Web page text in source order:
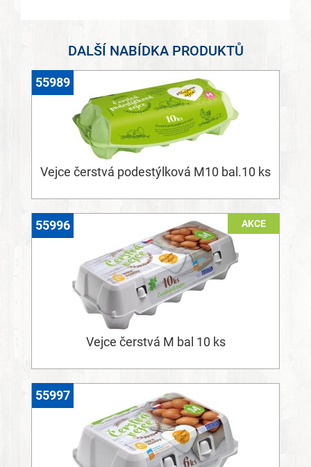
DALŠÍ NABÍDKA PRODUKTŮ
Vejce čerstvá podestýlková M10 bal.10 ks
55989
AKCE
Vejce čerstvá M bal 10 ks
55996
55997